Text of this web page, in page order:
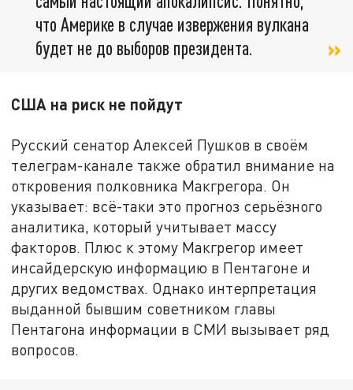
что Америке в случае извержения вулкана
будет не до выборов президента.
США на риск не пойдут
Русский сенатор Алексей Пушков в своём
телеграм-канале также обратил внимание на
откровения полковника Макгрегора. Он
указывает: всё-таки это прогноз серьёзного
аналитика, который учитывает массу
факторов. Плюс к этому Макгрегор имеет
инсайдерскую информацию в Пентагоне и
других ведомствах. Однако интерпретация
выданной бывшим советником главы
Пентагона информации в СМИ вызывает ряд
вопросов.